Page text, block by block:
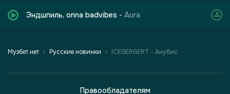
Эндшпиль, onna badvibes - Aura
Музбет.нет Русские новинки ICEGERGERT - Анубис
Правообладателям